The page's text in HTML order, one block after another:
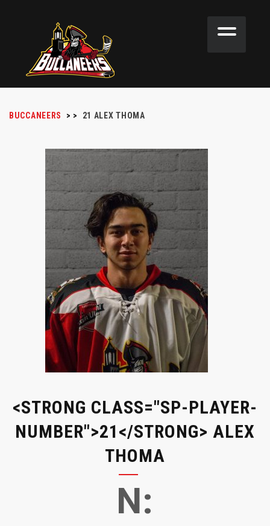
BUCCANEERS > > 21 ALEX THOMA
<STRONG CLASS="SP-PLAYER-
NUMBER">21</STRONG> ALEX
THOMA
N: